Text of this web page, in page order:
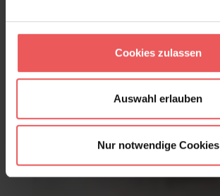
Cookies zulassen
Auswahl erlauben
Nur notwendige Cookies